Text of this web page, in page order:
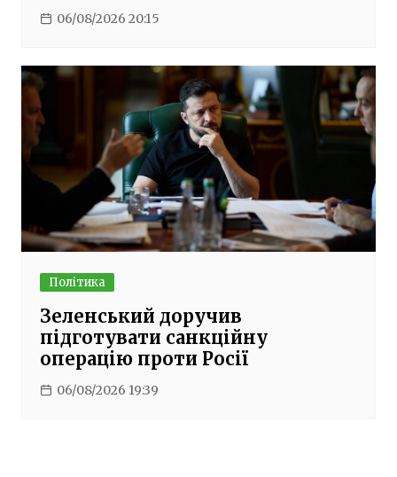
06/08/2026 20:15
Політика
Зеленський доручив
підготувати санкційну
операцію проти Росії
06/08/2026 19:39